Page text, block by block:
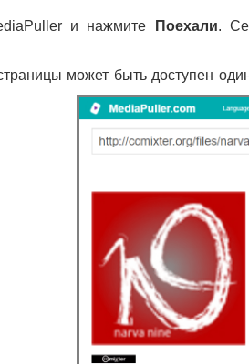
и нажмите Поехали.
может быть доступен